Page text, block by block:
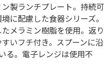
製ランチプレート。持続可
に配慮した食器シリーズ。
メラミン樹脂を使用。返り
いフチ付き。スプーンに沿
る。電子レンジは使用不